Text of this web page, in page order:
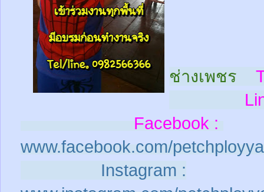
ช่างเพชร
Facebook :
www.facebook.com/
Instagram :